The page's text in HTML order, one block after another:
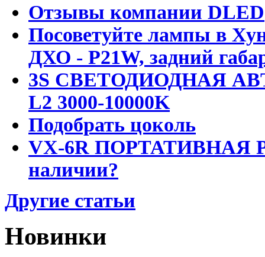
Отзывы компании DLED
Посоветуйте лампы в
ДХО - P21W, задний
3S СВЕТОДИОДНАЯ
L2 3000-10000K
Подобрать цоколь
VX-6R ПОРТАТИВНАЯ
наличии?
Другие статьи
Новинки